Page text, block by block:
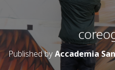
Published byAccademia